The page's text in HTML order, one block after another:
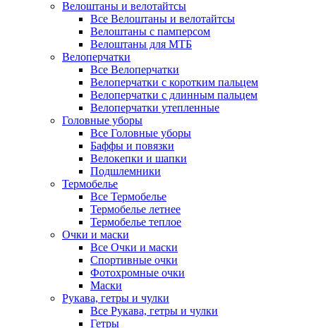
Велоштаны и велотайтсы
Все Велоштаны и велотайтсы
Велоштаны с памперсом
Велоштаны для МТБ
Велоперчатки
Все Велоперчатки
Велоперчатки с коротким пальцем
Велоперчатки с длинным пальцем
Велоперчатки утепленные
Головные уборы
Все Головные уборы
Баффы и повязки
Велокепки и шапки
Подшлемники
Термобелье
Все Термобелье
Термобелье летнее
Термобелье теплое
Очки и маски
Все Очки и маски
Спортивные очки
Фотохромные очки
Маски
Рукава, гетры и чулки
Все Рукава, гетры и чулки
Гетры